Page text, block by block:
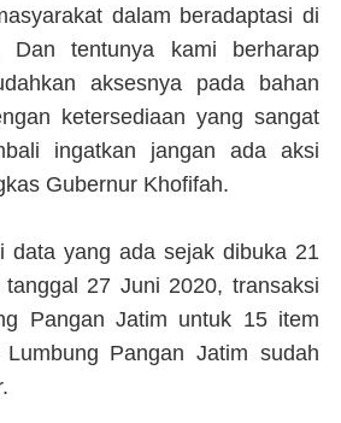
dalam beradaptasi di
tentunya kami berharap
aksesnya pada bahan
ketersediaan yang sangat
ingatkan jangan ada aksi
Gubernur Khofifah.
data yang ada sejak dibuka 21
27 Juni 2020, transaksi
Pangan Jatim untuk 15 item
Pangan Jatim sudah